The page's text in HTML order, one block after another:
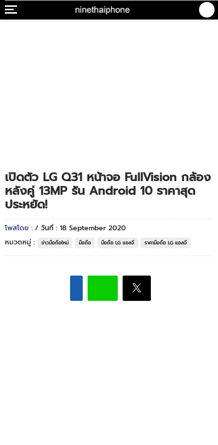
เปิดตัว LG Q31 หน้าจอ FullVision กล้อง
หลังคู่ 13MP รัน Android 10 ราคาสุด
ประหยัด!
โพสโดย : / วันที่ : 18 September 2020
หมวดหมู่ :
ข่าวมือถือใหม่ มือถือ มือถือ LG แอลจี ราคามือถือ LG แอลจี